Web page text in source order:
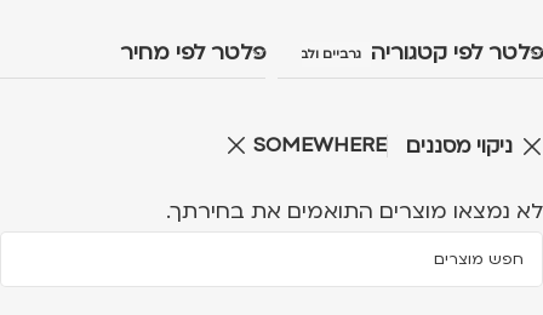
פלטר לפי קטגוריה גרביים ולבוש פלטר לפי מחיר
ניקוי מסננים SOMEWHERE
לא נמצאו מוצרים התואמים את בחירתך.